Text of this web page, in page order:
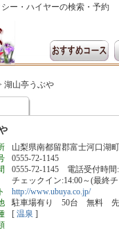
ー・ハイヤーの検索・予約
湖山亭うぶや
山梨県南都留郡富士河口湖
0555-72-1145
0555-72-1145 電話受付時間
チェックイン:14:00～(最終
http://www.ubuya.co.jp/
駐車場有り 50台 無料 先
[ 温泉 ]